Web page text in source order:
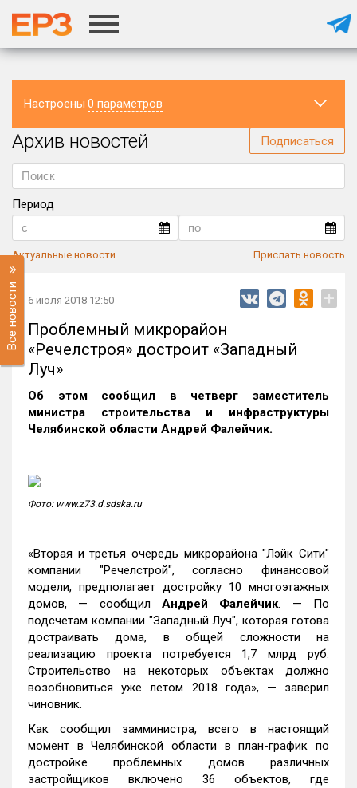
Настроены 0 параметров
Регион
Архив новостей Подписаться
Период
Актуальные новости Прислать новость
Все новости 6 июля 2018 12:50 +
Проблемный микрорайон
«Речелстроя» достроит «Западный
Луч»
Об этом
сообщил в четверг заместитель
министра строительства и инфраструктуры
Челябинской области Андрей Фалейчик.
Фото: www.z73.d.sdska.ru
«Вторая и третья очередь микрорайона "Лэйк Сити"
компании "Речелстрой", согласно финансовой
модели, предполагает достройку 10 многоэтажных
домов, — сообщил Андрей Фалейчик. — По
подсчетам компании "Западный Луч", которая готова
достраивать дома, в общей сложности на
реализацию проекта потребуется 1,7 млрд руб.
Строительство на некоторых объектах должно
возобновиться уже летом 2018 года», — заверил
чиновник.
Как сообщил замминистра, всего в настоящий
момент в Челябинской области в план-график по
достройке проблемных домов различных
застройщиков включено 36 объектов, где